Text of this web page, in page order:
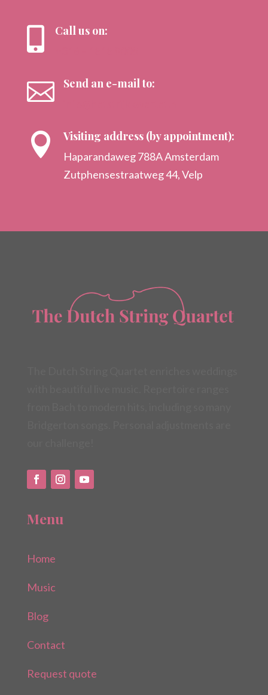
 Call us on:
 Send an e-mail to:
 Visiting address (by appointment):
Haparandaweg 788A Amsterdam
Zutphensestraatweg 44, Velp
Menu
Home
Music
Blog
Contact
Request quote